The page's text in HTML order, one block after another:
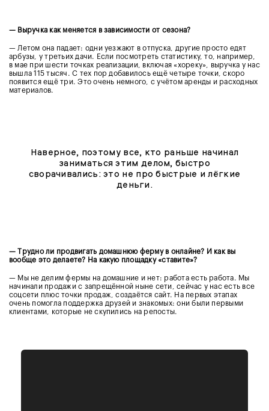
— Выручка как меняется в зависимости от сезона?
— Летом она падает: одни уезжают в отпуска, другие просто едят
арбузы, у третьих дачи. Если посмотреть статистику, то, например,
в мае при шести точках реализации, включая «хореку», выручка у нас
вышла 115 тысяч. С тех пор добавилось ещё четыре точки, скоро
появится ещё три. Это очень немного, с учётом аренды и расходных
материалов.
Наверное, поэтому все, кто раньше начинал
заниматься этим делом, быстро
сворачивались: это не про быстрые и лёгкие
деньги.
— Трудно ли продвигать домашнюю ферму в онлайне? И как вы
вообще это делаете? На какую площадку «ставите»?
— Мы не делим фермы на домашние и нет: работа есть работа. Мы
начинали продажи с запрещённой ныне сети, сейчас у нас есть все
соцсети плюс точки продаж, создаётся сайт. На первых этапах
очень помогла поддержка друзей и знакомых: они были первыми
клиентами, которые не скупились на репосты.